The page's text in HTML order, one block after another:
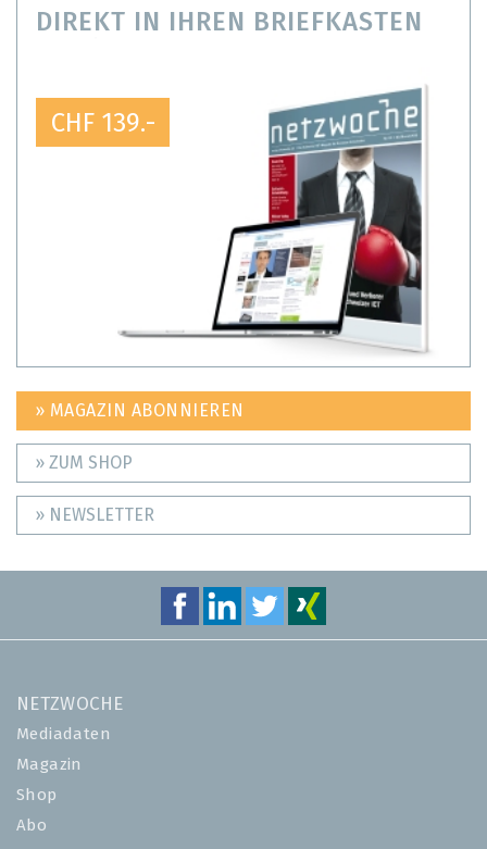
DIREKT IN IHREN BRIEFKASTEN
CHF 139.-
» MAGAZIN ABONNIEREN
» ZUM SHOP
» NEWSLETTER
NETZWOCHE
Mediadaten
Magazin
Shop
Abo